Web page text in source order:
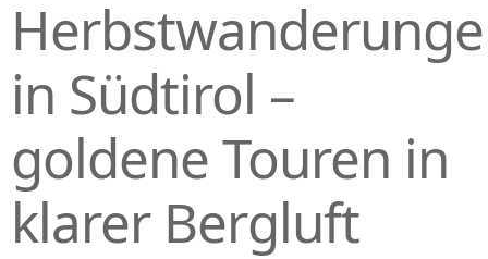
R
N
G
N
in Südtirol –
goldene Touren in
klarer Bergluft